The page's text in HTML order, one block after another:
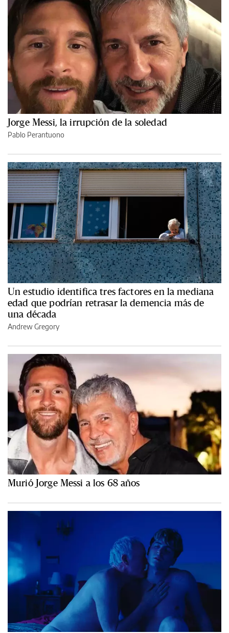
Jorge Messi, la irrupción de la soledad
Pablo Perantuono
Un estudio identifica tres factores en la mediana
edad que podrían retrasar la demencia más de
una década
Andrew Gregory
Murió Jorge Messi a los 68 años